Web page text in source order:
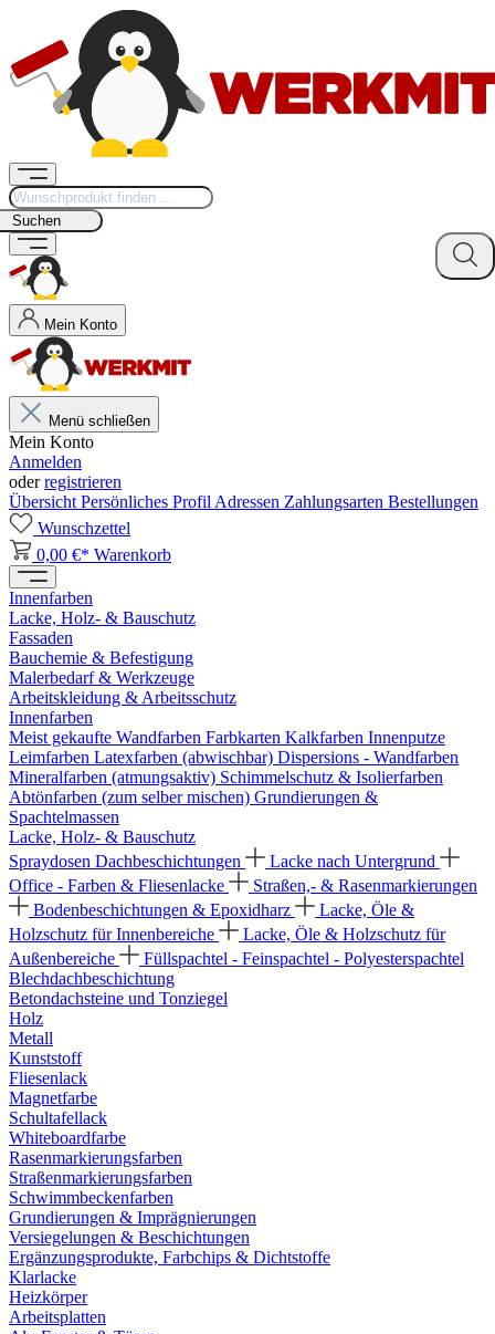
Suchen
Mein Konto
Menü schließen
Mein Konto
Anmelden
oderregistrieren
Übersicht Persönliches Profil Adressen Zahlungsarten Bestellungen
Wunschzettel
0,00 €* Warenkorb
Innenfarben
Lacke, Holz- & Bauschutz
Fassaden
Bauchemie & Befestigung
Malerbedarf & Werkzeuge
Arbeitskleidung & Arbeitsschutz
Innenfarben
Meist gekaufte Wandfarben Farbkarten Kalkfarben Innenputze
Leimfarben Latexfarben (abwischbar) Dispersions - Wandfarben
Mineralfarben (atmungsaktiv) Schimmelschutz & Isolierfarben
Abtönfarben (zum selber mischen) Grundierungen &
Spachtelmassen
Lacke, Holz- & Bauschutz
Spraydosen Dachbeschichtungen
Lacke nach Untergrund
Office - Farben & Fliesenlacke
Straßen,- & Rasenmarkierungen
Bodenbeschichtungen & Epoxidharz
Lacke, Öle &
Holzschutz für Innenbereiche
Lacke, Öle & Holzschutz für
Außenbereiche
Füllspachtel - Feinspachtel - Polyesterspachtel
Blechdachbeschichtung
Betondachsteine und Tonziegel
Holz
Metall
Kunststoff
Fliesenlack
Magnetfarbe
Schultafellack
Whiteboardfarbe
Rasenmarkierungsfarben
Straßenmarkierungsfarben
Schwimmbeckenfarben
Grundierungen & Imprägnierungen
Versiegelungen & Beschichtungen
Ergänzungsprodukte, Farbchips & Dichtstoffe
Klarlacke
Heizkörper
Arbeitsplatten